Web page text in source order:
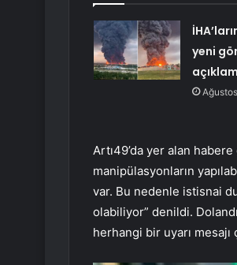
yeni
Artı49’da yer alan
manipülasyonların
var. Bu nedenle istisnai
olabiliyor” denildi.
herhangi bir uyarı mesajı